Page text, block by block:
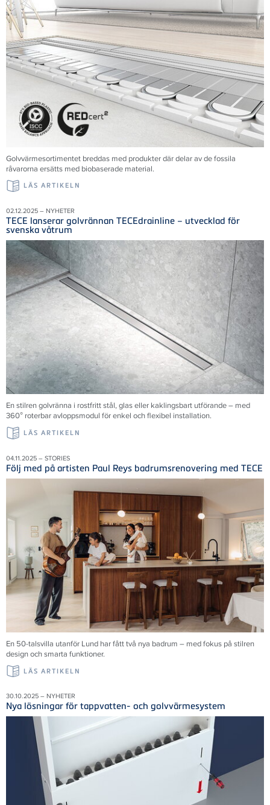
Golvvärmesortimentet breddas med produkter där delar av de fossila
råvarorna ersätts med biobaserade material.
LÄS ARTIKELN
02.12.2025 – NYHETER
TECE lanserar golvrännan TECEdrainline – utvecklad för
svenska våtrum
En stilren golvränna i rostfritt stål, glas eller kaklingsbart utförande – med
360° roterbar avloppsmodul för enkel och flexibel installation.
LÄS ARTIKELN
04.11.2025 – STORIES
Följ med på artisten Paul Reys badrumsrenovering med TECE
En 50-talsvilla utanför Lund har fått två nya badrum – med fokus på stilren
design och smarta funktioner.
LÄS ARTIKELN
30.10.2025 – NYHETER
Nya lösningar för tappvatten- och golvvärmesystem